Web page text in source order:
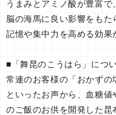
うまみとアミノ酸が豊富で
脳の海馬に良い影響をもた
記憶や集中力を高める効果
■「舞昆のこうはら」につ
常連のお客様の「おかずの
といったお声から、血糖
のご飯のお供を開発した